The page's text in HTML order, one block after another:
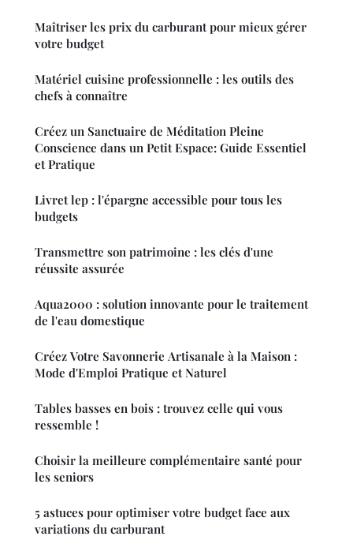
Maîtriser les prix du carburant pour mieux gérer
votre budget
Matériel cuisine professionnelle : les outils des
chefs à connaître
Créez un Sanctuaire de Méditation Pleine
Conscience dans un Petit Espace: Guide Essentiel
et Pratique
Livret lep : l'épargne accessible pour tous les
budgets
Transmettre son patrimoine : les clés d'une
réussite assurée
Aqua2000 : solution innovante pour le traitement
de l'eau domestique
Créez Votre Savonnerie Artisanale à la Maison :
Mode d'Emploi Pratique et Naturel
Tables basses en bois : trouvez celle qui vous
ressemble !
Choisir la meilleure complémentaire santé pour
les seniors
5 astuces pour optimiser votre budget face aux
variations du carburant